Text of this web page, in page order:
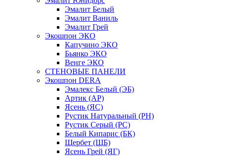
Эмалит Белый
Эмалит Ваниль
Эмалит Грей
Экошпон ЭКО
Капучино ЭКО
Бьянко ЭКО
Венге ЭКО
СТЕНОВЫЕ ПАНЕЛИ
Экошпон DERA
Эмалекс Белый (ЭБ)
Артик (АР)
Ясень (ЯС)
Рустик Натуральный (РН)
Рустик Серый (РС)
Белый Кипарис (БК)
Щербет (ЩБ)
Ясень Грей (ЯГ)